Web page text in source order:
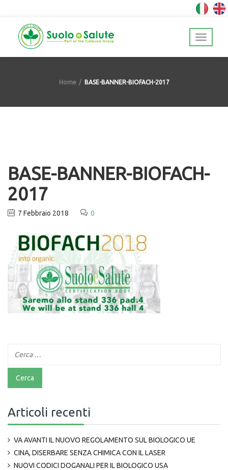
Home BASE-BANNER-BIOFACH-2017
BASE-BANNER-BIOFACH-
2017
7 Febbraio 2018 0
Articoli recenti
VA AVANTI IL NUOVO REGOLAMENTO SUL BIOLOGICO UE
CINA, DISERBARE SENZA CHIMICA CON IL LASER
NUOVI CODICI DOGANALI PER IL BIOLOGICO USA